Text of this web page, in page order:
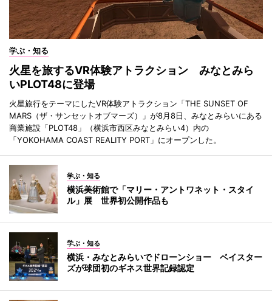
学ぶ・知る
火星を旅するVR体験アトラクション みなとみら
いPLOT48に登場
火星旅行をテーマにしたVR体験アトラクション「THE SUNSET OF
MARS（ザ・サンセットオブマーズ）」が8月8日、みなとみらいにある
商業施設「PLOT48」（横浜市西区みなとみらい4）内の
「YOKOHAMA COAST REALITY PORT」にオープンした。
学ぶ・知る
横浜美術館で「マリー・アントワネット・スタイ
ル」展 世界初公開作品も
学ぶ・知る
横浜・みなとみらいでドローンショー ベイスター
ズが球団初のギネス世界記録認定